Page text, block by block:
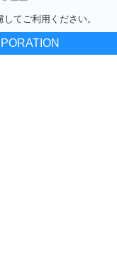
てご利用ください。